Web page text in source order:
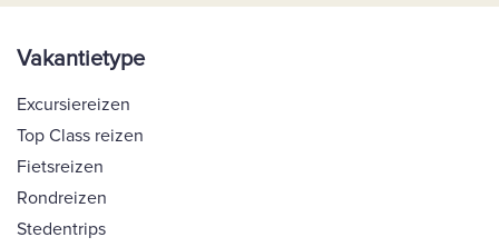
Vakantietype
Excursiereizen
Top Class reizen
Fietsreizen
Rondreizen
Stedentrips